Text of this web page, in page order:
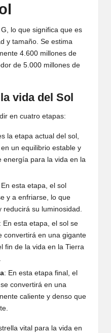
lo que significa que es
y tamaño. Se estima
4.600 millones de
de 5.000 millones de
vida del Sol
en cuatro etapas:
la etapa actual del sol,
un equilibrio estable y
energía para la vida en la
En esta etapa, el sol
y a enfriarse, lo que
su luminosidad.
: En esta etapa, el sol se
convertirá en una gigante
fin de la vida en la Tierra
: En esta etapa final, el
convertirá en una
caliente y denso que
vital para la vida en